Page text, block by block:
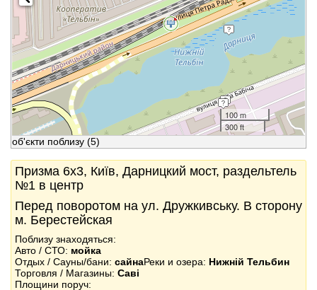
100 m
300 ft
об'єкти поблизу (5)
Призма 6x3, Київ, Дарницкий мост, раздельтель
№1 в центр
Перед поворотом на ул. Дружкивську. В сторону
м. Берестейская
Поблизу знаходяться:
Авто / СТО: мойка
Отдых / Сауны/бани: сайнаРеки и озера: Нижній Тельбин
Торговля / Магазины: Саві
Площини поруч: